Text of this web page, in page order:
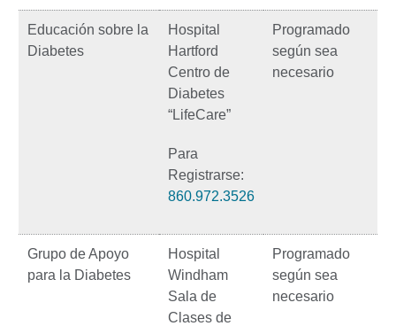
Educación sobre la
Diabetes
Hospital
Hartford
Centro de
Diabetes
“LifeCare”
Para
Registrarse:
860.972.3526
Programado
según sea
necesario
Grupo de Apoyo
para la Diabetes
Hospital
Windham
Sala de
Clases de
Programado
según sea
necesario